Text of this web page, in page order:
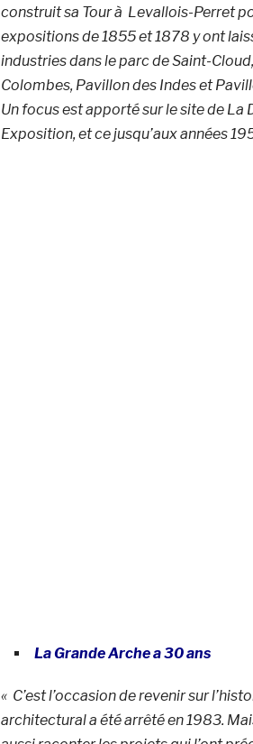
construit sa Tour à Levallois-Perret
expositions de 1855 et 1878 y ont
industries dans le parc de Saint-
Colombes, Pavillon des Indes et
Un focus est apporté sur le site de La
Exposition, et ce jusqu’aux années
La Grande Arche a 30 ans
« C’est l’occasion de revenir sur
architectural a été arrêté en 1983.